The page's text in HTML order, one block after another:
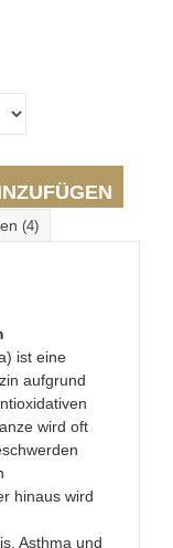
(4)
ist eine
aufgrund
wird oft
hinaus wird
Asthma und